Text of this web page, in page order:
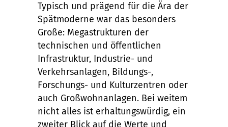
Typisch und prägend für die Ära der
Spätmoderne war das besonders
Große: Megastrukturen der
technischen und öffentlichen
Infrastruktur, Industrie- und
Verkehrsanlagen, Bildungs-,
Forschungs- und Kulturzentren oder
auch Großwohnanlagen. Bei weitem
nicht alles ist erhaltungswürdig, ein
zweiter Blick auf die Werte und